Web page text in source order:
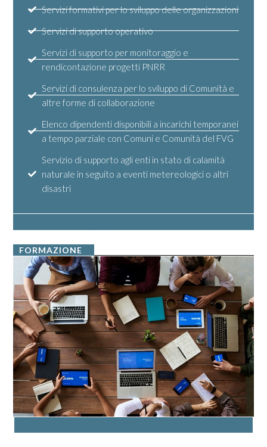
Servizi formativi per lo sviluppo delle organizzazioni
Servizi di supporto operativo
Servizi di supporto per monitoraggio e
rendicontazione progetti PNRR
Servizi di consulenza per lo sviluppo di Comunità e
altre forme di collaborazione
Elenco dipendenti disponibili a incarichi temporanei
a tempo parziale con Comuni e Comunità del FVG
Servizio di supporto agli enti in stato di calamità
naturale in seguito a eventi metereologici o altri
disastri
FORMAZIONE